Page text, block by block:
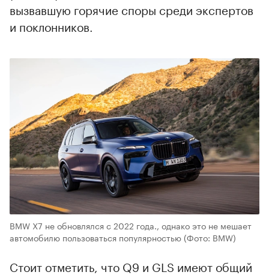
вызвавшую горячие споры среди экспертов
и поклонников.
BMW X7 не обновлялся с 2022 года., однако это не мешает
автомобилю пользоваться популярностью(Фото: BMW)
Стоит отметить, что Q9 и GLS имеют общий